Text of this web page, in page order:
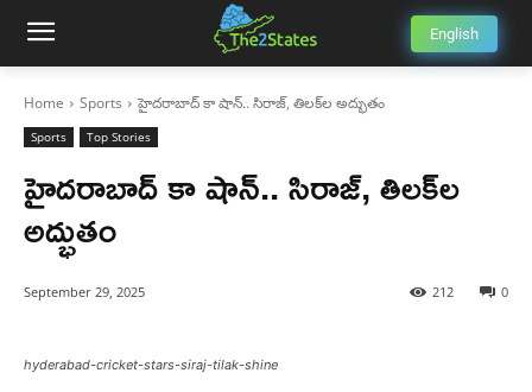
English
Home Sports హైద‌రాబాద్ కా షాన్.. సిరాజ్, తిల‌క్‌ల అద్భుతం
Sports Top Stories
హైద‌రాబాద్ కా షాన్.. సిరాజ్, తిల‌క్‌ల
అద్భుతం
September 29, 2025 0
212
hyderabad-cricket-stars-siraj-tilak-shine